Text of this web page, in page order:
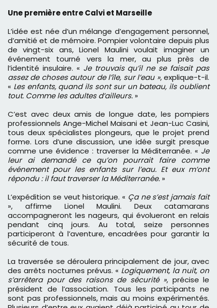
Une première entre Calvi et Marseille
L’idée est née d’un mélange d’engagement personnel,
d’amitié et de mémoire. Pompier volontaire depuis plus
de vingt-six ans, Lionel Maulini voulait imaginer un
événement tourné vers la mer, au plus près de
l’identité insulaire. « Je trouvais qu’il ne se faisait pas
assez de choses autour de l’île, sur l’eau », explique-t-il.
« Les enfants, quand ils sont sur un bateau, ils oublient
tout. Comme les adultes d’ailleurs. »
C’est avec deux amis de longue date, les pompiers
professionnels Ange-Michel Maisani et Jean-Luc Casini,
tous deux spécialistes plongeurs, que le projet prend
forme. Lors d’une discussion, une idée surgit presque
comme une évidence : traverser la Méditerranée. « Je
leur ai demandé ce qu’on pourrait faire comme
événement pour les enfants sur l’eau. Et eux m’ont
répondu : il faut traverser la Méditerranée. »
L’expédition se veut historique. « Ça ne s’est jamais fait
», affirme Lionel Maulini. Deux catamarans
accompagneront les nageurs, qui évolueront en relais
pendant cinq jours. Au total, seize personnes
participeront à l’aventure, encadrées pour garantir la
sécurité de tous.
La traversée se déroulera principalement de jour, avec
des arrêts nocturnes prévus. « Logiquement, la nuit, on
s’arrêtera pour des raisons de sécurité », précise le
président de l’association. Tous les participants ne
sont pas professionnels, mais au moins expérimentés.